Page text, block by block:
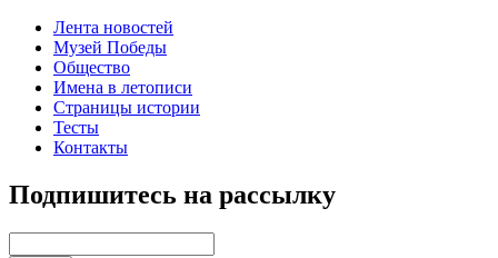
Лента новостей
Музей Победы
Общество
Имена в летописи
Страницы истории
Тесты
Контакты
Подпишитесь на рассылку